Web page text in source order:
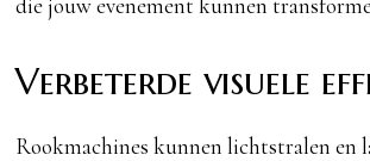
Verbeterde visuele
Rookmachines kunnen lichtstralen en